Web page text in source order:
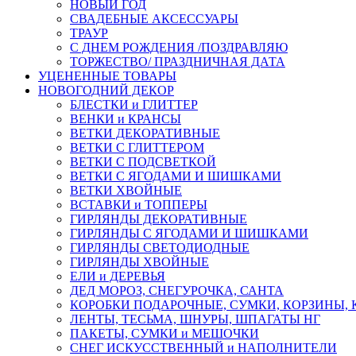
НОВЫЙ ГОД
СВАДЕБНЫЕ АКСЕССУАРЫ
ТРАУР
С ДНЕМ РОЖДЕНИЯ /ПОЗДРАВЛЯЮ
ТОРЖЕСТВО/ ПРАЗДНИЧНАЯ ДАТА
УЦЕНЕННЫЕ ТОВАРЫ
НОВОГОДНИЙ ДЕКОР
БЛЕСТКИ и ГЛИТТЕР
ВЕНКИ и КРАНСЫ
ВЕТКИ ДЕКОРАТИВНЫЕ
ВЕТКИ С ГЛИТТЕРОМ
ВЕТКИ С ПОДСВЕТКОЙ
ВЕТКИ С ЯГОДАМИ И ШИШКАМИ
ВЕТКИ ХВОЙНЫЕ
ВСТАВКИ и ТОППЕРЫ
ГИРЛЯНДЫ ДЕКОРАТИВНЫЕ
ГИРЛЯНДЫ С ЯГОДАМИ И ШИШКАМИ
ГИРЛЯНДЫ СВЕТОДИОДНЫЕ
ГИРЛЯНДЫ ХВОЙНЫЕ
ЕЛИ и ДЕРЕВЬЯ
ДЕД МОРОЗ, СНЕГУРОЧКА, САНТА
КОРОБКИ ПОДАРОЧНЫЕ, СУМКИ,
ЛЕНТЫ, ТЕСЬМА, ШНУРЫ, ШПАГАТЫ НГ
ПАКЕТЫ, СУМКИ и МЕШОЧКИ
СНЕГ ИСКУССТВЕННЫЙ и НАПОЛНИТЕЛИ